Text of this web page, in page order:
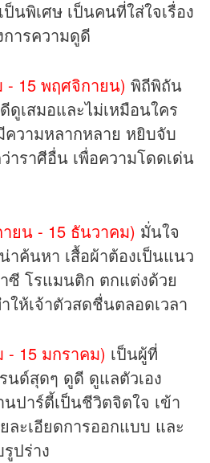
นพิเศษ เป็นคนที่ใส่ใจเรื่อง
ารความดูดี
- 15 พฤศจิกายน) พิถีพิถัน
ดูเสมอและไม่เหมือนใคร
ความหลากหลาย หยิบจับ
าราศีอื่น เพื่อความโดดเด่น
ยน - 15 ธันวาคม) มั่นใจ
าค้นหา เสื้อผ้าต้องเป็นแนว
โรแมนติก ตกแต่งด้วย
ให้เจ้าตัวสดชื่นตลอดเวลา
- 15 มกราคม) เป็นผู้ที่
ด์สุดๆ ดูดี ดูแลตัวเอง
นปาร์ตี้เป็นชีวิตจิตใจ เข้า
ละเอียดการออกแบบ และ
ปร่าง